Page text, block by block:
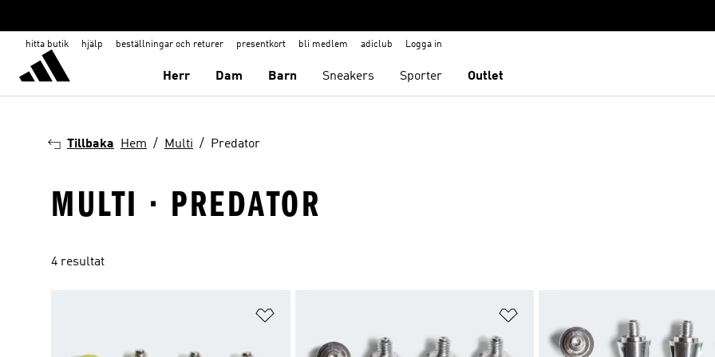
hitta butik hjälp beställningar och returer presentkort bli medlem adiclub Logga in
Herr Dam Barn Sneakers Sporter Outlet
Tillbaka Hem Multi Predator
MULTI · PREDATOR
4 resultat